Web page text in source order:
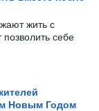
жить с
себе
Новым Годом